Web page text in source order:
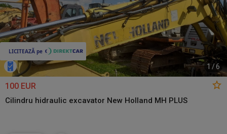
1 /6
100 EUR
Cilindru hidraulic excavator New Holland MH PLUS